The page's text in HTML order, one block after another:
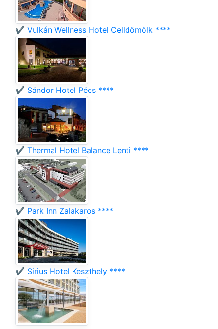
✔️ Vulkán Wellness Hotel Celldömölk ****
✔️ Sándor Hotel Pécs ****
✔️ Thermal Hotel Balance Lenti ****
✔️ Park Inn Zalakaros ****
✔️ Sirius Hotel Keszthely ****